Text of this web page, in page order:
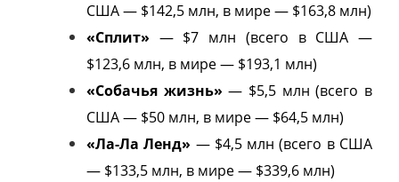
США — $142,5 млн, в мире — $163,8 млн)
«Сплит» — $7 млн (всего в США —
$123,6 млн, в мире — $193,1 млн)
«Собачья жизнь» — $5,5 млн (всего в
США — $50 млн, в мире — $64,5 млн)
«Ла-Ла Ленд» — $4,5 млн (всего в США
— $133,5 млн, в мире — $339,6 млн)